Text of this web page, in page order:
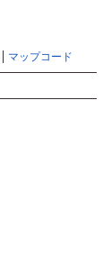
マップコード